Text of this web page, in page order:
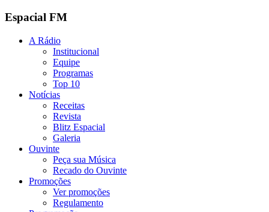
Espacial FM
A Rádio
Institucional
Equipe
Programas
Top 10
Notícias
Receitas
Revista
Blitz Espacial
Galeria
Ouvinte
Peça sua Música
Recado do Ouvinte
Promoções
Ver promoções
Regulamento